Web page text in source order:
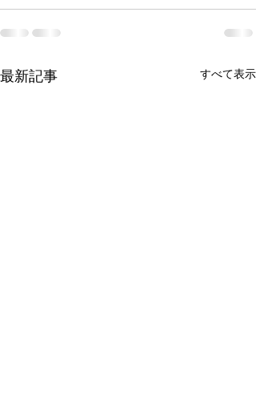
最新記事 すべて表示